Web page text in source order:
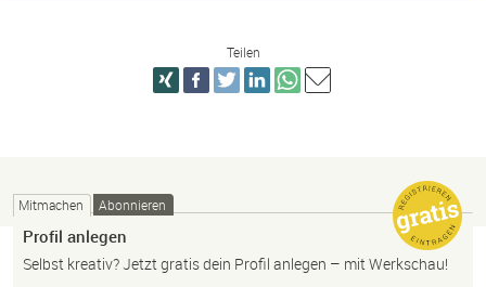
Teilen
Mitmachen Abonnieren
Profil anlegen
Selbst kreativ? Jetzt gratis dein Profil anlegen – mit Werkschau!